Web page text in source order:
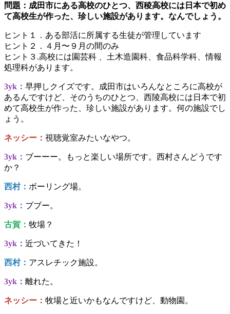
問題：成田市にある高校のひとつ、西稜高校には日本で初め
て高校生が作った、珍しい施設があります。なんでしょう。
ヒント１．ある部活に所属する生徒が管理しています
ヒント２．４月〜９月の間のみ
ヒント３.高校には園芸科 、土木造園科、食品科学科、情報
処理科があります。
3yk： 早押しクイズです。成田市はいろんなところに高校が
あるんですけど、そのうちのひとつ、西陵高校には日本で初
めて高校生が作った、珍しい施設があります。何の施設でし
ょう。
ネッシー： 視聴覚室みたいなやつ。
3yk： ブーーー。もっと楽しい場所です。西村さんどうです
か？
西村： ボーリング場。
3yk： ブブー。
古賀： 牧場？
3yk： 近づいてきた！
西村： アスレチック施設。
3yk： 離れた。
ネッシー： 牧場と近いかもなんですけど、動物園。